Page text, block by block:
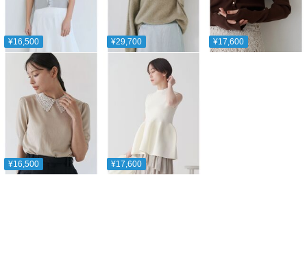
¥16,500 ¥29,700 ¥17,600
¥16,500 ¥17,600